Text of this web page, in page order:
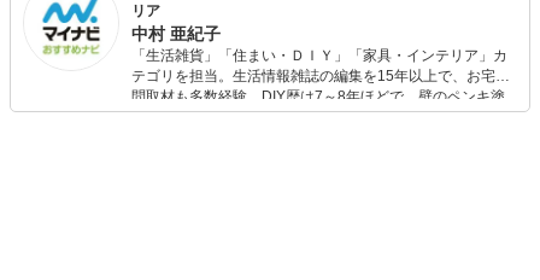
リア
中村 亜紀子
「生活雑貨」「住まい・ＤＩＹ」「家具・インテリア」カ
テゴリを担当。生活情報雑誌の編集を15年以上で、お宅訪
問取材も多数経験。DIY歴は7～8年ほどで、壁のペンキ塗
りや壁紙チェンジなどもチャレンジ済み。初心者でもモノ